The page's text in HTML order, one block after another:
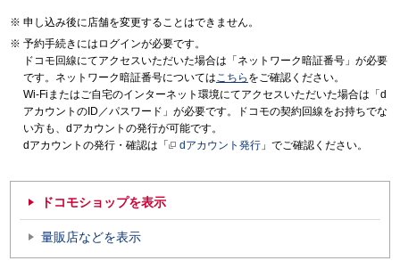
申し込み後に店舗を変更することはできません。
予約手続きにはログインが必要です。
ドコモ回線にてアクセスいただいた場合は「ネットワーク暗証番号」が必要
です。ネットワーク暗証番号についてはこちら をご確認ください。
Wi-Fiまたはご自宅のインターネット環境にてアクセスいただいた場合は「d
アカウントのID／パスワード」が必要です。ドコモの契約回線をお持ちでな
い方も、dアカウントの発行が可能です。
dアカウントの発行・確認は「
dアカウント発行 」でご確認ください。
ドコモショップを表示
量販店などを表示